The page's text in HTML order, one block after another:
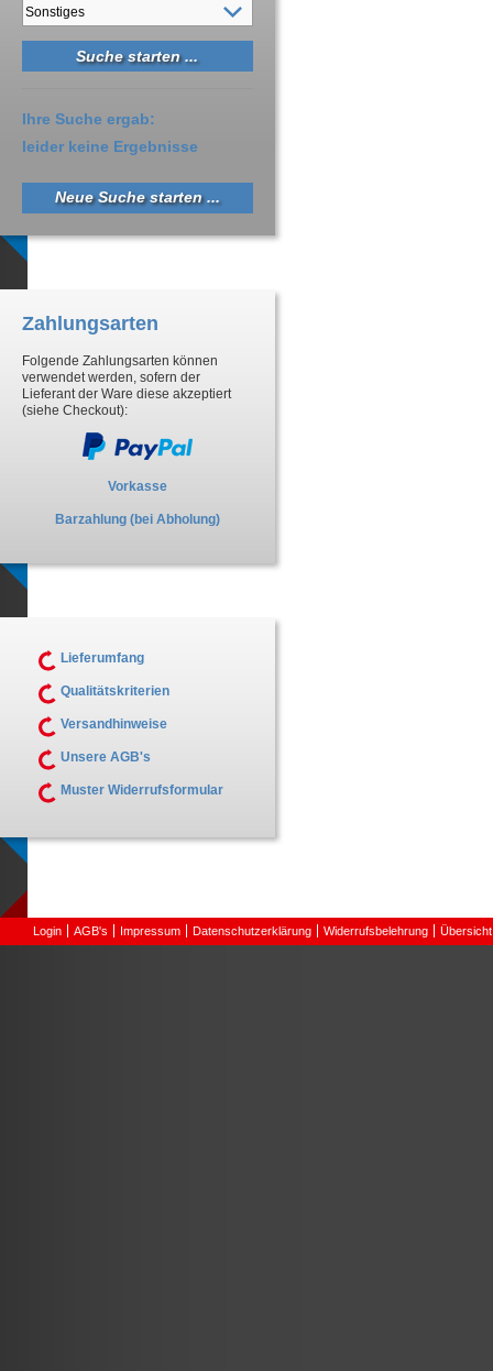
Ihre Suche ergab:
leider keine Ergebnisse
Neue Suche starten ...
Zahlungsarten
Folgende Zahlungsarten können
verwendet werden, sofern der
Lieferant der Ware diese akzeptiert
(siehe Checkout):
Vorkasse
Barzahlung (bei Abholung)
Lieferumfang
Qualitätskriterien
Versandhinweise
Unsere AGB's
Muster Widerrufsformular
Login AGB's Impressum Datenschutzerklärung Widerrufsbelehrung